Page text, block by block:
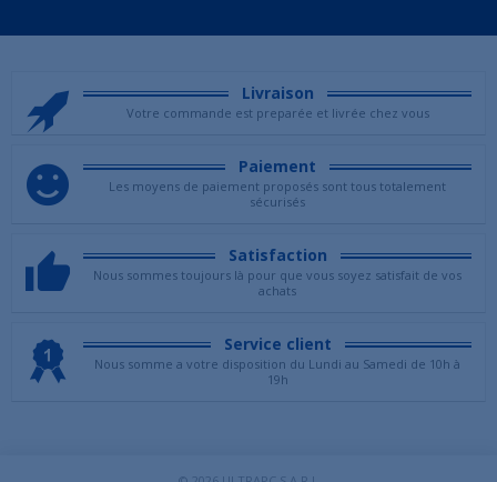
Livraison
Votre commande est preparée et livrée chez vous
Paiement
Les moyens de paiement proposés sont tous totalement
sécurisés
Satisfaction
Nous sommes toujours là pour que vous soyez satisfait de vos
achats
Service client
Nous somme a votre disposition du Lundi au Samedi de 10h à
19h